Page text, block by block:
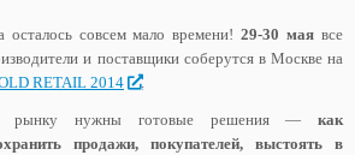
осталось совсем мало времени!29-30 мая все
и поставщики соберутся в Москве на
RETAIL 2014 .
рынку нужны готовые решения — как
продажи, покупателей, выстоять в